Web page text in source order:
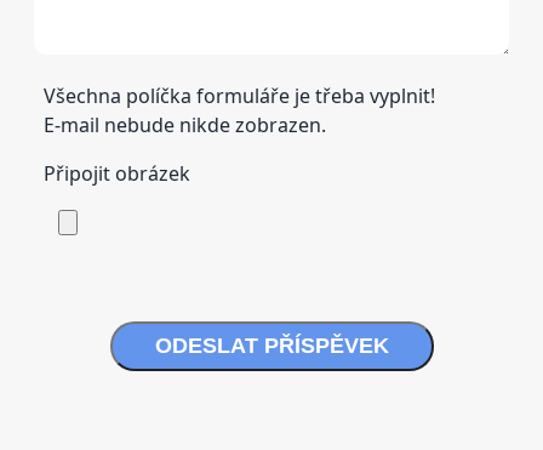
Všechna políčka formuláře je třeba vyplnit!
E-mail nebude nikde zobrazen.
Připojit obrázek
ODESLAT PŘÍSPĚVEK